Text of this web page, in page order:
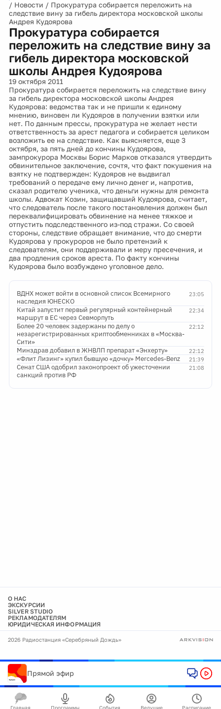
/ Новости / Прокуратура собирается переложить на
следствие вину за гибель директора московской школы
Андрея Кудоярова
Прокуратура собирается
переложить на следствие вину за
гибель директора московской
школы Андрея Кудоярова
19 октября 2011
Прокуратура собирается переложить на следствие вину
за гибель директора московской школы Андрея
Кудоярова: ведомства так и не пришли к единому
мнению, виновен ли Кудояров в получении взятки или
нет. По данным прессы, прокуратура не желает нести
ответственность за арест педагога и собирается целиком
возложить ее на следствие. Как выясняется, еще 3
октября, за пять дней до кончины Кудоярова,
зампрокурора Москвы Борис Марков отказался утвердить
обвинительное заключение, сочтя, что факт покушения на
взятку не подтвержден: Кудояров не выдвигал
требований о передаче ему лично денег и, напротив,
сказал родителю ученика, что деньги нужны для ремонта
школы. Адвокат Козин, защищавший Кудоярова, считает,
что следователь после такого постановления должен был
переквалифицировать обвинение на менее тяжкое и
отпустить подследственного из-под стражи. Со своей
стороны, следствие обращает внимание, что до смерти
Кудоярова у прокуроров не было претензий к
следователям, они поддерживали и меру пресечения, и
два продления сроков ареста. По факту кончины
Кудоярова было возбуждено уголовное дело.
23:05
ВДНХ может войти в основной список Всемирного
наследия ЮНЕСКО
22:34
Китай запустит первый регулярный контейнерный
маршрут в ЕС через Севморпуть
22:12
Более 20 человек задержаны по делу о
незарегистрированных криптообменниках в «Москва-
Сити»
22:12
Минздрав добавил в ЖНВЛП препарат «Энхерту»
21:39
«Флит Лизинг» купил бывшую «дочку» Mercedes-Benz
21:08
Сенат США одобрил законопроект об ужесточении
санкций против РФ
О НАС
ЭКСКУРСИИ
SILVER STUDIO
РЕКЛАМОДАТЕЛЯМ
ЮРИДИЧЕСКАЯ ИНФОРМАЦИЯ
2026 Радиостанция «Серебряный Дождь»
Прямой эфир
Главная Программы События Ведущие Расписание